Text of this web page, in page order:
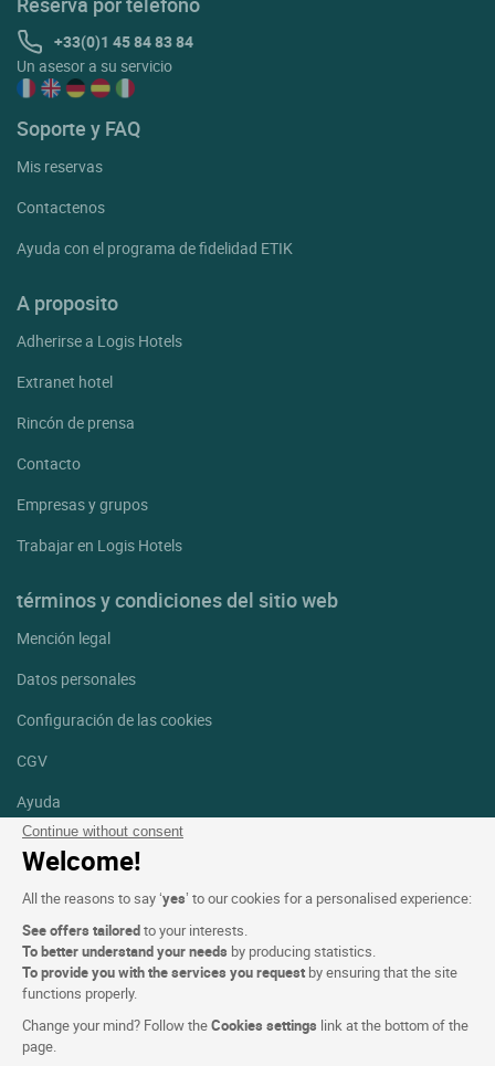
Continue without consent
Welcome!
All the reasons to say ‘yes’ to our cookies for a personalised experience:
See offers tailoredto your interests.
To better understand your needs by producing statistics.
To provide you with the services you request by ensuring that the site
functions properly.
Change your mind? Follow theCookies settings link at the bottom of the
page.
+33(0)1 45 84 83 84
Un asesor a su servicio
Soporte y FAQ
Mis reservas
Contactenos
Ayuda con el programa de fidelidad ETIK
A proposito
Adherirse a Logis Hotels
Extranet hotel
Rincón de prensa
Contacto
Empresas y grupos
Trabajar en Logis Hotels
términos y condiciones del sitio web
Mención legal
Datos personales
Configuración de las cookies
CGV
Ayuda
Mapa del sitio
fotografías
Síguenos
Facebook
Instagram
Linkedin